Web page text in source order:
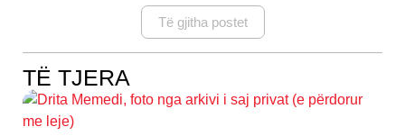
Të gjitha postet
TË TJERA